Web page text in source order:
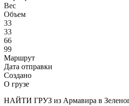
Вес
Объем
33
33
66
99
Маршрут
Дата отправки
Создано
О грузе
НАЙТИ ГРУЗ из Армавира в